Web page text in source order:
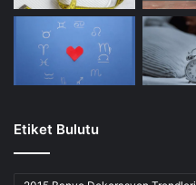
Etiket Bulutu